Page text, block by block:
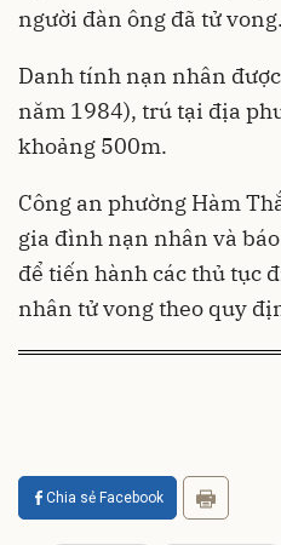
người đàn ông đã tử vong.
Danh tính nạn nhân
năm 1984), trú tại địa
khoảng 500m.
Công an phường Hàm
gia đình nạn nhân và
để tiến hành các thủ tục
nhân tử vong theo quy
Chia sẻ Facebook